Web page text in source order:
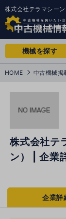
株式会社テラマシー
機械を探す
HOME 中古機械掲
株式会社テ
ン） | 企業
企業詳